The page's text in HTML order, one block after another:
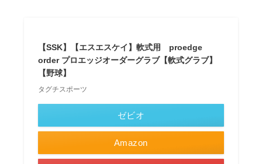
【SSK】【エスエスケイ】軟式用 proedge
order プロエッジオーダーグラブ【軟式グラブ】
【野球】
タグチスポーツ
Amazon
ゼビオ